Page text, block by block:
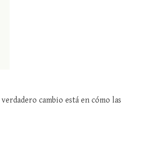
cambio está en cómo las